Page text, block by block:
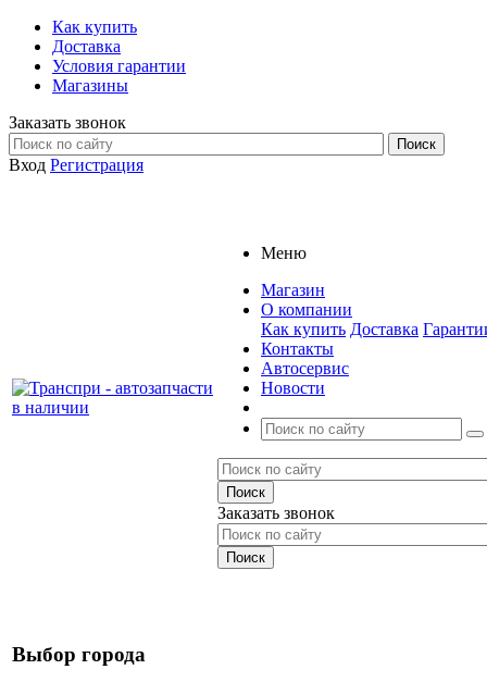
Как купить
Доставка
Условия гарантии
Магазины
Заказать звонок
Вход Регистрация
Меню
Магазин
О компании
Как купить Доставка
Контакты
Автосервис
Новости
Заказать звонок
Выбор города